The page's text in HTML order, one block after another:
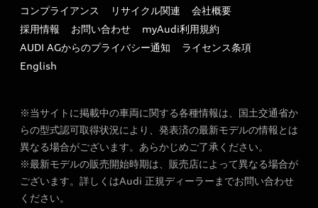
ファイナンス
キャンペーン / イベント
買取査定
よくある質問（FAQ）
コンプライアンス
リサイクル関連
会社概要
採用情報
お問い合わせ
myAudi利用規約
AUDI AGからのプライバシー通知
ライセンス条項
English
※当サイトに掲載中の車両に関する各種情報は、国土交通省か
らの型式認可取得状況により、発表済の最新モデルの情報とは
異なる場合がございます。あらかじめご了承ください。
※最新モデルの販売開始時期は、販売店によって異なる場合が
ございます。詳しくはAudi 正規ディーラーまでお問い合わせ
ください。